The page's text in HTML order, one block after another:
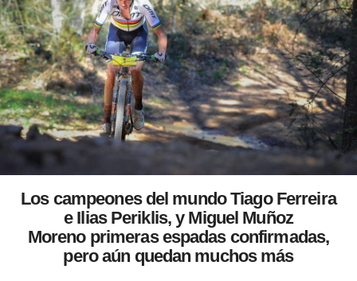
Los campeones del mundo Tiago Ferreira
e Ilias Periklis, y Miguel Muñoz
Morenoprimeras espadas confirmadas,
pero aún quedan muchos más